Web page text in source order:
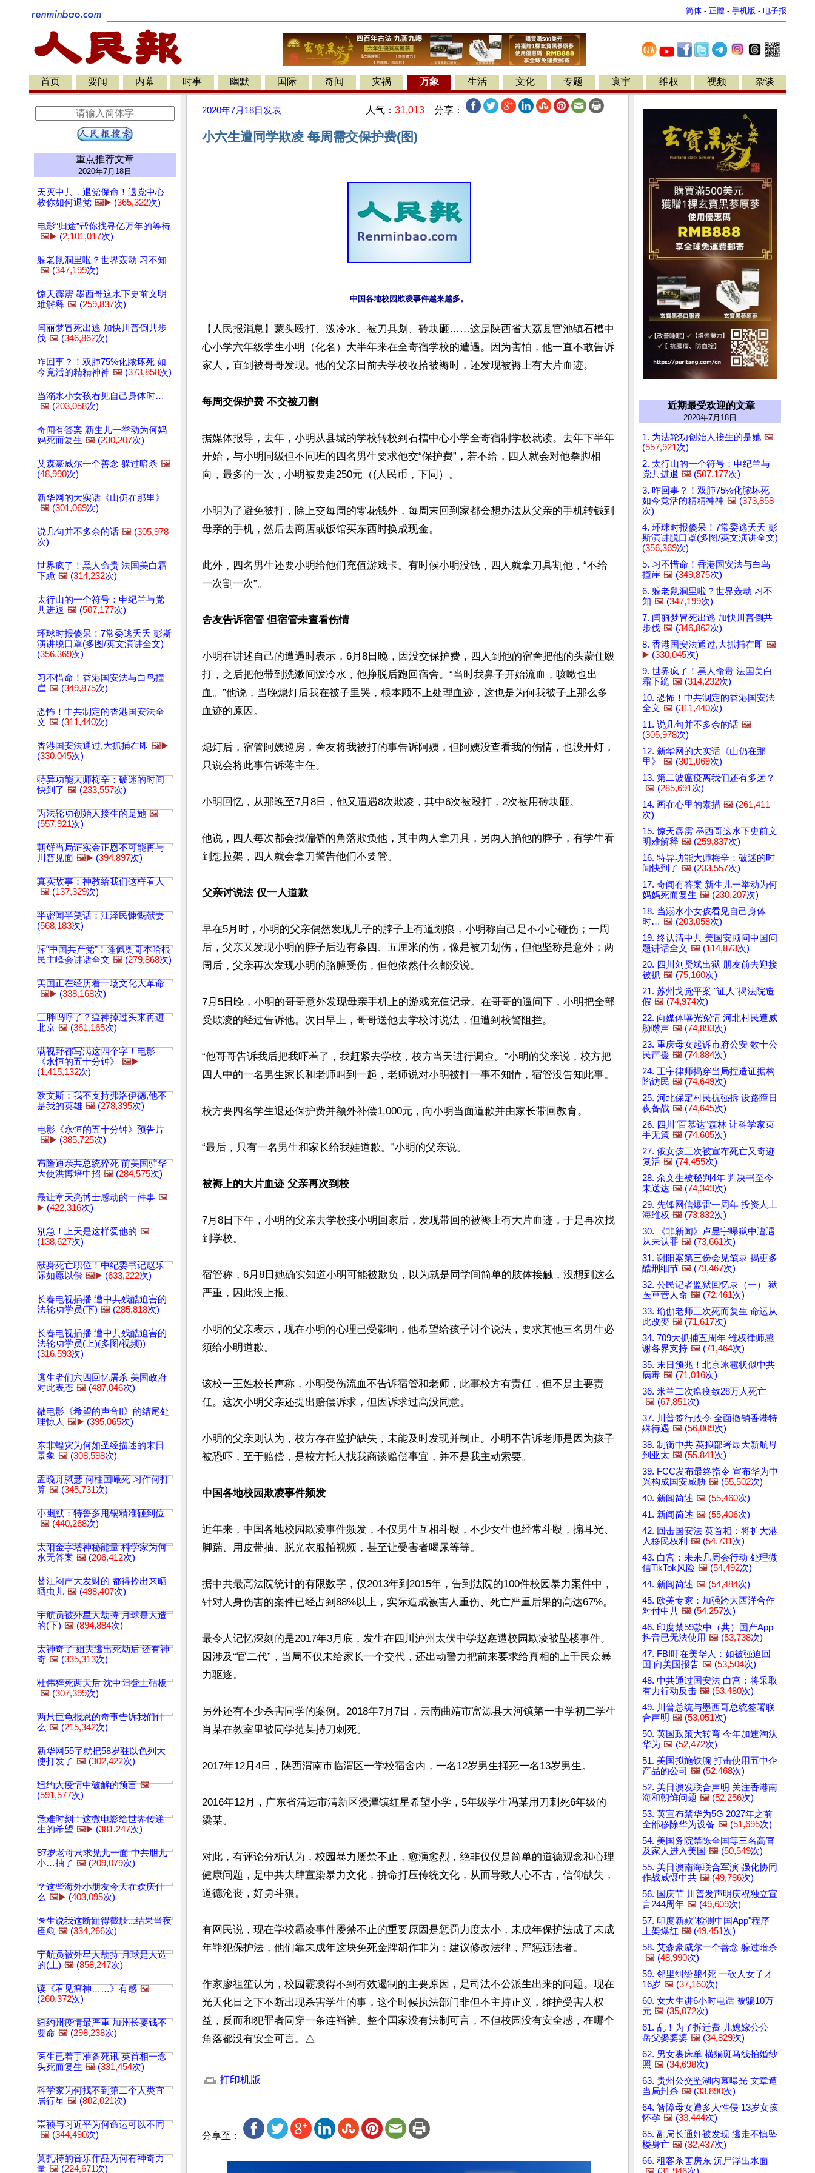
简体 - 正體 - 手机版 - 电子报
首页 要闻 内幕 时事 幽默 国际 奇闻 灾祸 万象 生活 文化 专题 寰宇 维权 视频 杂谈
重点推荐文章
2020年7月18日
天灭中共，退党保命！退党中心
教你如何退党 🖼️▶️ (365,322次)
电影“归途”帮你找寻亿万年的等待
🖼️▶️ (2,101,017次)
躲老鼠洞里啦？世界轰动 习不知
🖼️ (347,199次)
惊天霹雳 墨西哥这水下史前文明
难解释 🖼️ (259,837次)
闫丽梦冒死出逃 加快川普倒共步
伐 🖼️ (346,862次)
咋回事？！双肺75%化脓坏死 如
今竟活的精精神神 🖼️ (373,858次)
当溺水小女孩看见自己身体时…
🖼️ (203,058次)
奇闻有答案 新生儿一举动为何妈
妈死而复生 🖼️ (230,207次)
艾森豪威尔一个善念 躲过暗杀 🖼️
(48,990次)
新华网的大实话《山仍在那里》
🖼️ (301,069次)
说几句并不多余的话 🖼️ (305,978
次)
世界疯了！黑人命贵 法国美白霜
下跪 🖼️ (314,232次)
太行山的一个符号：申纪兰与党
共进退 🖼️ (507,177次)
环球时报傻呆！7常委逃夭夭 彭斯
演讲脱口罩(多图/英文演讲全文)
(356,369次)
习不惜命！香港国安法与白鸟撞
崖 🖼️ (349,875次)
恐怖！中共制定的香港国安法全
文 🖼️ (311,440次)
香港国安法通过,大抓捕在即 🖼️▶️
(330,045次)
特异功能大师梅辛：破迷的时间
快到了 🖼️ (233,557次)
为法轮功创始人接生的是她 🖼️
(557,921次)
朝鲜当局证实金正恩不可能再与
川普见面 🖼️▶️ (394,897次)
真实故事：神教给我们这样看人
🖼️ (137,329次)
半密闻半笑话：江泽民慷慨献妻
(568,183次)
斥“中国共产党”！蓬佩奥哥本哈根
民主峰会讲话全文 🖼️ (279,868次)
美国正在经历着一场文化大革命
🖼️▶️ (338,168次)
三胖呜呼了？瘟神掉过头来再进
北京 🖼️ (361,165次)
满视野都写满这四个字！电影
《永恒的五十分钟》
🖼️▶️
(1,415,132次)
欧文斯：我不支持弗洛伊德,他不
是我的英雄 🖼️ (278,395次)
电影《永恒的五十分钟》预告片
🖼️▶️ (385,725次)
布隆迪亲共总统猝死 前美国驻华
大使洪博培中招 🖼️ (284,575次)
最让章天亮博士感动的一件事 🖼️
▶️ (422,316次)
别急！上天是这样爱他的 🖼️
(138,627次)
献身死亡职位！中纪委书记赵乐
际如愿以偿 🖼️▶️ (633,222次)
长春电视插播 遭中共残酷迫害的
法轮功学员(下) 🖼️ (285,818次)
长春电视插播 遭中共残酷迫害的
法轮功学员(上)(多图/视频))
(316,593次)
逃生者们六四回忆屠杀 美国政府
对此表态 🖼️ (487,046次)
微电影《希望的声音II》的结尾处
理惊人 🖼️▶️ (395,065次)
东非蝗灾为何如圣经描述的末日
景象 🖼️ (308,598次)
孟晚舟脦瑟 何柱国嘬死 习作何打
算 🖼️ (345,731次)
小幽默：特鲁多甩锅精准砸到位
🖼️ (440,268次)
太阳金字塔神秘能量 科学家为何
永无答案 🖼️ (206,412次)
替江闷声大发财的 都得拎出来晒
晒虫儿 🖼️ (498,407次)
宇航员被外星人劫持 月球是人造
的(下) 🖼️ (894,884次)
太神奇了 姐夫逃出死劫后 还有神
奇 🖼️ (335,313次)
杜伟猝死两天后 沈中阳登上砧板
🖼️ (307,399次)
两只巨龟报恩的奇事告诉我们什
么 🖼️ (215,342次)
新华网55字就把58岁驻以色列大
使打发了 🖼️ (302,422次)
纽约人疫情中破解的预言 🖼️
(591,577次)
危难时刻！这微电影给世界传递
生的希望 🖼️▶️ (381,247次)
87岁老母只求见儿一面 中共胆儿
小…抽了 🖼️ (209,079次)
？这些海外小朋友今天在欢庆什
么 🖼️▶️ (403,095次)
医生说我这断趾得截肢...结果当夜
痊愈 🖼️ (334,266次)
宇航员被外星人劫持 月球是人造
的(上) 🖼️ (858,247次)
读《看见瘟神……》有感 🖼️
(260,372次)
纽约州疫情最严重 加州长要钱不
要命 🖼️ (298,238次)
医生已着手准备死讯 英首相一念
头死而复生 🖼️ (331,454次)
科学家为何找不到第二个人类宜
居行星 🖼️ (802,021次)
崇祯与习近平为何命运可以不同
🖼️ (344,490次)
莫扎特的音乐作品为何有神奇力
量 🖼️ (224,671次)
2020年7月18日 发表 人气： 31,013 分享：
小六生遭同学欺凌 每周需交保护费(图)
【人民报消息】蒙头殴打、泼冷水、被刀具划、砖块砸……这是陕西省大荔县官池镇石槽中
心小学六年级学生小明（化名）大半年来在全寄宿学校的遭遇。因为害怕，他一直不敢告诉
家人，直到被哥哥发现。他的父亲日前去学校收拾被褥时，还发现被褥上有大片血迹。
每周交保护费 不交被刀割
据媒体报导，去年，小明从县城的学校转校到石槽中心小学全寄宿制学校就读。去年下半年
开始，与小明同级但不同班的四名男生要求他交“保护费”，若不给，四人就会对他拳脚相
向，最多的一次，小明被要走250元（(人民币，下同）。
小明为了避免被打，除上交每周的零花钱外，每周末回到家都会想办法从父亲的手机转钱到
母亲的手机，然后去商店或饭馆买东西时换成现金。
此外，四名男生还要小明给他们充值游戏卡。有时候小明没钱，四人就拿刀具割他，“不给
一次割一次”。
舍友告诉宿管 但宿管未查看伤情
小明在讲述自己的遭遇时表示，6月8日晚，因没交保护费，四人到他的宿舍把他的头蒙住殴
打，之后把他带到洗漱间泼冷水，他挣脱后跑回宿舍。“当时我鼻子开始流血，咳嗽也出
血。”他说，当晚熄灯后我在被子里哭，根本顾不上处理血迹，这也是为何我被子上那么多
血迹的原因。
熄灯后，宿管阿姨巡房，舍友将我被打的事告诉阿姨，但阿姨没查看我的伤情，也没开灯，
只说会将此事告诉蒋主任。
小明回忆，从那晚至7月8日，他又遭遇8次欺凌，其中6次被殴打，2次被用砖块砸。
他说，四人每次都会找偏僻的角落欺负他，其中两人拿刀具，另两人掐他的脖子，有学生看
到想拉架，四人就会拿刀警告他们不要管。
父亲讨说法 仅一人道歉
早在5月时，小明的父亲偶然发现儿子的脖子上有道划痕，小明称自己是不小心碰伤；一周
后，父亲又发现小明的脖子后边有条四、五厘米的伤，像是被刀划伤，但他坚称是意外；两
周后，父亲再次发现小明的胳膊受伤，但他依然什么都没说。
7月5日晚，小明的哥哥意外发现母亲手机上的游戏充值记录。在哥哥的逼问下，小明把全部
受欺凌的经过告诉他。次日早上，哥哥送他去学校讨说法，但遭到校警阻拦。
“他哥哥告诉我后把我吓着了，我赶紧去学校，校方当天进行调查。”小明的父亲说，校方把
四人中的一名男生家长和老师叫到一起，老师说对小明被打一事不知情，宿管没告知此事。
校方要四名学生退还保护费并额外补偿1,000元，向小明当面道歉并由家长带回教育。
“最后，只有一名男生和家长给我娃道歉。”小明的父亲说。
被褥上的大片血迹 父亲再次到校
7月8日下午，小明的父亲去学校接小明回家后，发现带回的被褥上有大片血迹，于是再次找
到学校。
宿管称，6月8日她确实知道小明可能被欺负，以为就是同学间简单的肢体接触，没想到这么
严重，因此没上报。
小明的父亲表示，现在小明的心理已受影响，他希望给孩子讨个说法，要求其他三名男生必
须给小明道歉。
该校一王姓校长声称，小明受伤流血不告诉宿管和老师，此事校方有责任，但不是主要责
任。这次小明父亲还提出赔偿诉求，但因诉求过高没同意。
小明的父亲则认为，校方存在监护缺失，未能及时发现并制止。小明不告诉老师是因为孩子
被恐吓，至于赔偿，是校方托人找我商谈赔偿事宜，并不是我主动索要。
中国各地校园欺凌事件频发
近年来，中国各地校园欺凌事件频发，不仅男生互相斗殴，不少女生也经常斗殴，搧耳光、
脚踹、用皮带抽、脱光衣服拍视频，甚至让受害者喝尿等等。
据中共最高法院统计的有限数字，仅2013年到2015年，告到法院的100件校园暴力案件中，
针对人身伤害的案件已经占到88%以上，实际造成被害人重伤、死亡严重后果的高达67%。
最令人记忆深刻的是2017年3月底，发生在四川泸州太伏中学赵鑫遭校园欺凌被坠楼事件。
因涉及“官二代”，当局不仅未给家长一个交代，还出动警力把前来要求给真相的上千民众暴
力驱逐。
另外还有不少杀害同学的案例。2018年7月7日，云南曲靖市富源县大河镇第一中学初二学生
肖某在教室里被同学范某持刀刺死。
2017年12月4日，陕西渭南市临渭区一学校宿舍内，一名12岁男生捅死一名13岁男生。
2016年12月，广东省清远市清新区浸潭镇红星希望小学，5年级学生冯某用刀刺死6年级的
梁某。
对此，有评论分析认为，校园暴力屡禁不止，愈演愈烈，绝非仅仅是简单的道德观念和心理
健康问题，是中共大肆宣染暴力文化，拚命打压传统文化，从而导致人心不古，信仰缺失，
道德沦丧，好勇斗狠。
有网民说，现在学校霸凌事件屡禁不止的重要原因是惩罚力度太小，未成年保护法成了未成
年罪犯保护法，他们靠未成年这块免死金牌胡作非为；建议修改法律，严惩违法者。
作家廖祖笙认为，校园霸凌得不到有效遏制的主要原因，是司法不公派生出来的问题。现在
光天化日之下不断出现杀害学生的事，这个时候执法部门非但不主持正义，维护受害人权
益，反而和犯罪者同穿一条连裆裤。整个国家没有法制可言，不但校园没有安全感，在哪个
角落都没有安全可言。△
打印机版
分享至：
近期最受欢迎的文章
2020年7月18日
1. 为法轮功创始人接生的是她 🖼️
(557,921次)
2. 太行山的一个符号：申纪兰与
党共进退 🖼️ (507,177次)
3. 咋回事？！双肺75%化脓坏死
如今竟活的精精神神 🖼️ (373,858
次)
4. 环球时报傻呆！7常委逃夭夭 彭
斯演讲脱口罩(多图/英文演讲全文)
(356,369次)
5. 习不惜命！香港国安法与白鸟
撞崖 🖼️ (349,875次)
6. 躲老鼠洞里啦？世界轰动 习不
知 🖼️ (347,199次)
7. 闫丽梦冒死出逃 加快川普倒共
步伐 🖼️ (346,862次)
8. 香港国安法通过,大抓捕在即 🖼️
▶️ (330,045次)
9. 世界疯了！黑人命贵 法国美白
霜下跪 🖼️ (314,232次)
10. 恐怖！中共制定的香港国安法
全文 🖼️ (311,440次)
11. 说几句并不多余的话 🖼️
(305,978次)
12. 新华网的大实话《山仍在那
里》
🖼️ (301,069次)
13. 第二波瘟疫离我们还有多远？
🖼️ (285,691次)
14. 画在心里的素描 🖼️ (261,411
次)
15. 惊天霹雳 墨西哥这水下史前文
明难解释 🖼️ (259,837次)
16. 特异功能大师梅辛：破迷的时
间快到了 🖼️ (233,557次)
17. 奇闻有答案 新生儿一举动为何
妈妈死而复生 🖼️ (230,207次)
18. 当溺水小女孩看见自己身体
时… 🖼️ (203,058次)
19. 终认清中共 美国安顾问中国问
题讲话全文 🖼️ (114,873次)
20. 四川刘贤斌出狱 朋友前去迎接
被抓 🖼️ (75,160次)
21. 苏州戈觉平案 "证人"揭法院造
假 🖼️ (74,974次)
22. 向媒体曝光冤情 河北村民遭威
胁噤声 🖼️ (74,893次)
23. 重庆母女起诉市府公安 数十公
民声援 🖼️ (74,884次)
24. 王宇律师揭穿当局捏造证据构
陷访民 🖼️ (74,649次)
25. 河北保定村民抗强拆 设路障日
夜备战 🖼️ (74,645次)
26. 四川"百慕达"森林 让科学家束
手无策 🖼️ (74,605次)
27. 俄女孩三次被宣布死亡又奇迹
复活 🖼️ (74,455次)
28. 余文生被秘判4年 判决书至今
未送达 🖼️ (74,343次)
29. 先锋网信爆雷一周年 投资人上
海维权 🖼️ (73,832次)
30. 《非新闻》卢昱宇曝狱中遭遇
从未认罪 🖼️ (73,661次)
31. 谢阳案第三份会见笔录 揭更多
酷刑细节 🖼️ (73,467次)
32. 公民记者监狱回忆录（一） 狱
医草菅人命 🖼️ (72,461次)
33. 瑜伽老师三次死而复生 命运从
此改变 🖼️ (71,617次)
34. 709大抓捕五周年 维权律师感
谢各界支持 🖼️ (71,464次)
35. 末日预兆！北京冰雹状似中共
病毒 🖼️ (71,016次)
36. 米兰二次瘟疫致28万人死亡
🖼️ (67,851次)
37. 川普签行政令 全面撤销香港特
殊待遇 🖼️ (56,009次)
38. 制衡中共 英拟部署最大新航母
到亚太 🖼️ (55,841次)
39. FCC发布最终指令 宣布华为中
兴构成国安威胁 🖼️ (55,502次)
40. 新闻简述 🖼️ (55,460次)
41. 新闻简述 🖼️ (55,406次)
42. 回击国安法 英首相：将扩大港
人移民权利 🖼️ (54,731次)
43. 白宫：未来几周会行动 处理微
信TikTok风险 🖼️ (54,492次)
44. 新闻简述 🖼️ (54,484次)
45. 欧美专家：加强跨大西洋合作
对付中共 🖼️ (54,257次)
46. 印度禁59款中（共）国产App
抖音已无法使用 🖼️ (53,738次)
47. FBI吁在美华人：如被强迫回
国 向美国报告 🖼️ (53,504次)
48. 中共通过国安法 白宫：将采取
有力行动反击 🖼️ (53,480次)
49. 川普总统与墨西哥总统签署联
合声明 🖼️ (53,051次)
50. 英国政策大转弯 今年加速淘汰
华为 🖼️ (52,472次)
51. 美国拟施铁腕 打击使用五中企
产品的公司 🖼️ (52,468次)
52. 美日澳发联合声明 关注香港南
海和朝鲜问题 🖼️ (52,256次)
53. 英宣布禁华为5G 2027年之前
全部移除华为设备 🖼️ (51,695次)
54. 美国务院禁陈全国等三名高官
及家人进入美国 🖼️ (50,549次)
55. 美日澳南海联合军演 强化协同
作战威慑中共 🖼️ (49,786次)
56. 国庆节 川普发声明庆祝独立宣
言244周年 🖼️ (49,609次)
57. 印度新款"检测中国App"程序
上架爆红 🖼️ (49,451次)
58. 艾森豪威尔一个善念 躲过暗杀
🖼️ (48,990次)
59. 邻里纠纷酿4死 一砍人女子才
16岁 🖼️ (37,160次)
60. 女大生讲6小时电话 被骗10万
元 🖼️ (35,072次)
61. 乱！为了拆迁费 儿媳嫁公公
岳父娶婆婆 🖼️ (34,829次)
62. 男女裹床单 横躺斑马线拍婚纱
照 🖼️ (34,698次)
63. 贵州公交坠湖内幕曝光 文章遭
当局封杀 🖼️ (33,890次)
64. 智障母女遭多人性侵 13岁女孩
怀孕 🖼️ (33,444次)
65. 副局长通奸被发现 逃走不慎坠
楼身亡 🖼️ (32,437次)
66. 租客杀害房东 沉尸浮出水面
🖼️ (31,946次)